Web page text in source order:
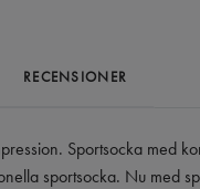
RECENSIONER
Sportsocka med
sportsocka. Nu med